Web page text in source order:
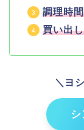
調理時
買い出
＼ヨ
シ